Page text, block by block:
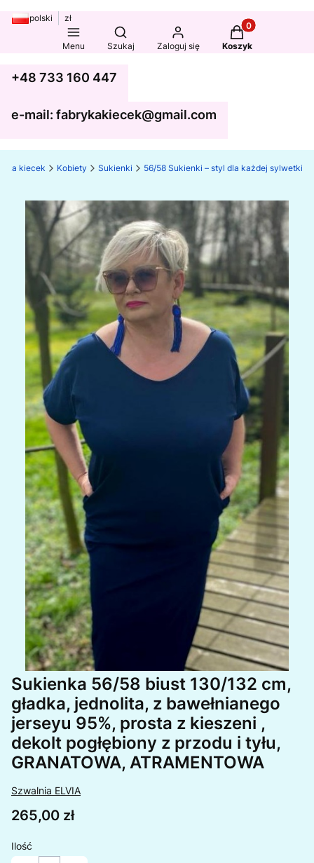
polski zł
Menu
Otwórz wyszukiwarkę
Szukaj Zaloguj się
Produkty w
Koszyk
+48 733 160 447
e-mail: fabrykakiecek@gmail.com
kiecek Kobiety Sukienki 56/58 Sukienki – styl dla każdej sylwetki
Sukienka 56/58 biust 130/132 cm,
gładka, jednolita, z bawełnianego
jerseyu 95%, prosta z kieszeni ,
dekolt pogłębiony z przodu i tyłu,
GRANATOWA, ATRAMENTOWA
Szwalnia ELVIA
Cena
265,00 zł
Ilość